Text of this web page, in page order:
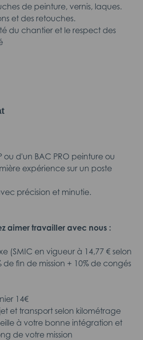
de peinture, vernis, laques.
et des retouches.
du chantier et le respect des
ou d'un BAC PRO peinture ou
expérience sur un poste
précision et minutie.
aimer travailler avec nous :
(SMIC en vigueur à 14,77 € selon
de fin de mission + 10% de congés
14€
et transport selon kilométrage
à votre bonne intégration et
de votre mission